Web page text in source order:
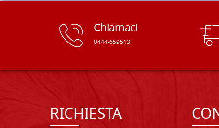
Chiamaci
0444-659513
RICHIESTA